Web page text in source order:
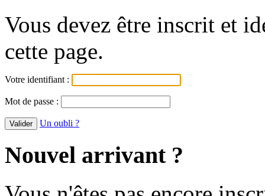
Vous devez être inscrit et
cette page.
Votre identifiant :
Mot de passe :
Un oubli ?
Nouvel arrivant ?